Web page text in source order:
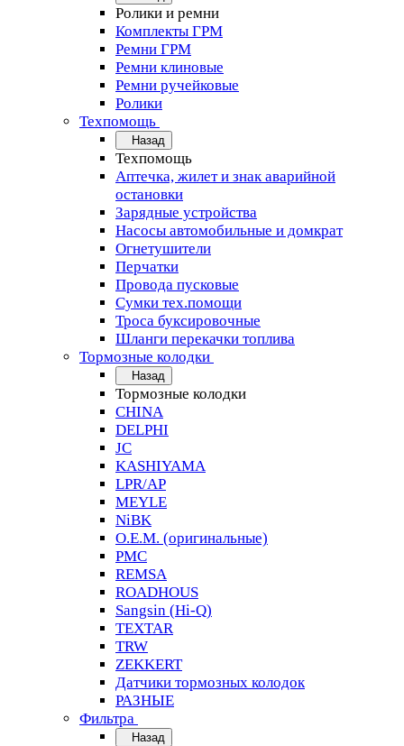
Ролики и ремни
Комплекты ГРМ
Ремни ГРМ
Ремни клиновые
Ремни ручейковые
Ролики
Техпомощь
Назад
Техпомощь
Аптечка, жилет и знак аварийной
остановки
Зарядные устройства
Насосы автомобильные и домкрат
Огнетушители
Перчатки
Провода пусковые
Сумки тех.помощи
Троса буксировочные
Шланги перекачки топлива
Тормозные колодки
Назад
Тормозные колодки
CHINA
DELPHI
JC
KASHIYAMA
LPR/AP
MEYLE
NiBK
O.E.M. (оригинальные)
PMC
REMSA
ROADHOUS
Sangsin (Hi-Q)
TEXTAR
TRW
ZEKKERT
Датчики тормозных колодок
РАЗНЫЕ
Фильтра
Назад